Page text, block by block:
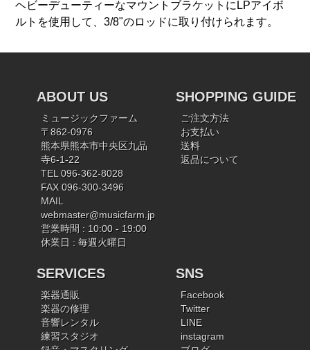
ヘビーデューティーなマウントブラケットにLPアイボ
ルトを使用して、3/8"のロッドに取り付けられます。
ABOUT US
ミュージックファーム
〒862-0976
熊本県熊本市中央区九品
寺6-1-22
TEL 096-362-8028
FAX 096-300-3496
MAIL
webmaster@musicfarm.jp
営業時間 : 10:00 - 19:00
休業日 : 毎週火曜日
SHOPPING GUIDE
ご注文方法
お支払い
送料
返品について
SERVICES
楽器通販
楽器の修理
音響レンタル
練習スタジオ
SNS
Facebook
Twitter
LINE
instagram